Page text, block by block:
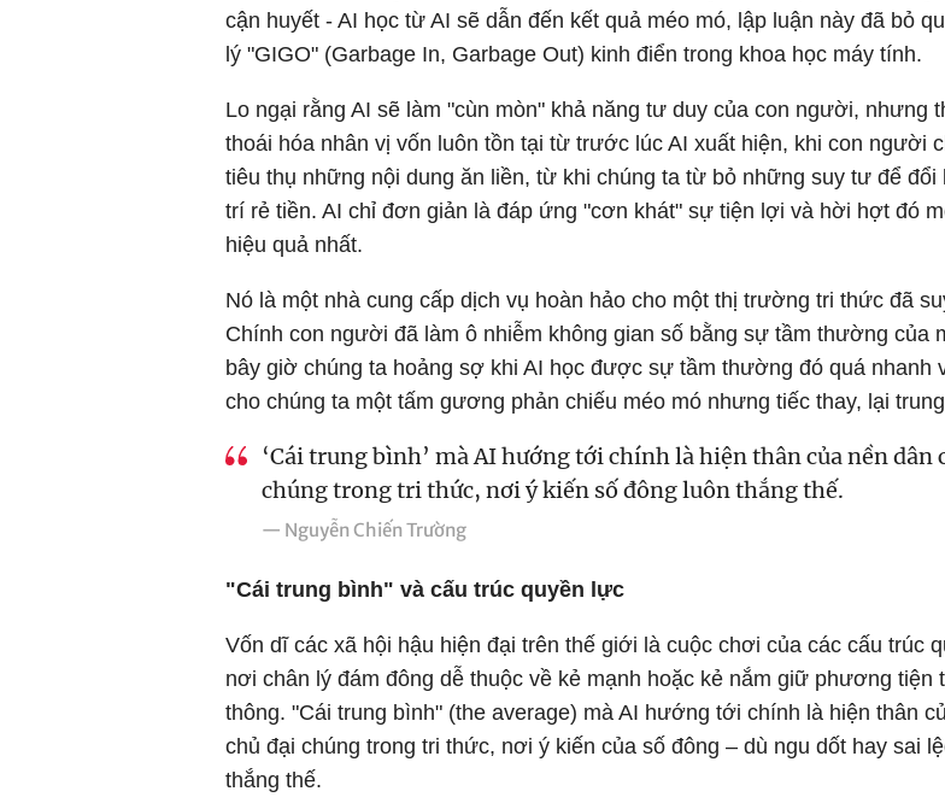
cận huyết - AI học từ AI sẽ dẫn đến kết quả méo mó, lập luận này đã bỏ
lý "GIGO" (Garbage In, Garbage Out) kinh điển trong khoa học máy tính.
Lo ngại rằng AI sẽ làm "cùn mòn" khả năng tư duy của con người, nhưng
thoái hóa nhân vị vốn luôn tồn tại từ trước lúc AI xuất hiện, khi con người
tiêu thụ những nội dung ăn liền, từ khi chúng ta từ bỏ những suy tư để đổi
trí rẻ tiền. AI chỉ đơn giản là đáp ứng "cơn khát" sự tiện lợi và hời hợt đó
hiệu quả nhất.
Nó là một nhà cung cấp dịch vụ hoàn hảo cho một thị trường tri thức đã
Chính con người đã làm ô nhiễm không gian số bằng sự tầm thường của
bây giờ chúng ta hoảng sợ khi AI học được sự tầm thường đó quá nhanh
cho chúng ta một tấm gương phản chiếu méo mó nhưng tiếc thay, lại
‘Cái trung bình’ mà AI hướng tới chính là hiện thân của nền dân
chúng trong tri thức, nơi ý kiến số đông luôn thắng thế.
— Nguyễn Chiến Trường
"Cái trung bình" và cấu trúc quyền lực
Vốn dĩ các xã hội hậu hiện đại trên thế giới là cuộc chơi của các cấu trúc
nơi chân lý đám đông dễ thuộc về kẻ mạnh hoặc kẻ nắm giữ phương tiện
thông. "Cái trung bình" (the average) mà AI hướng tới chính là hiện thân
chủ đại chúng trong tri thức, nơi ý kiến của số đông – dù ngu dốt hay sai
thắng thế.